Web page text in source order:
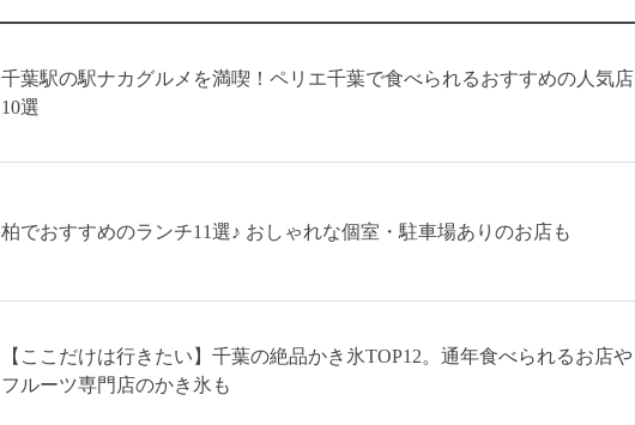
千葉駅の駅ナカグルメを満喫！ペリエ千葉で食べられるおすすめの人気店
10選
柏でおすすめのランチ11選♪ おしゃれな個室・駐車場ありのお店も
【ここだけは行きたい】千葉の絶品かき氷TOP12。通年食べられるお店や
フルーツ専門店のかき氷も